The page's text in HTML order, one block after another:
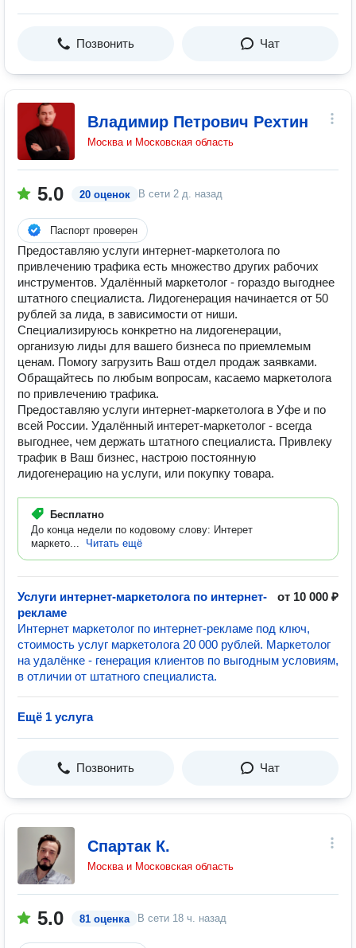
Позвонить Чат
Владимир Петрович Рехтин
Москва и Московская область
5.0 20 оценок В сети 2 д. назад
Паспорт проверен
Предоставляю услуги интернет-маркетолога по
привлечению трафика есть множество других рабочих
инструментов. Удалённый маркетолог - гораздо выгоднее
штатного специалиста. Лидогенерация начинается от 50
рублей за лида, в зависимости от ниши.
Специализируюсь конкретно на лидогенерации,
организую лиды для вашего бизнеса по приемлемым
ценам. Помогу загрузить Ваш отдел продаж заявками.
Обращайтесь по любым вопросам, касаемо маркетолога
по привлечению трафика.
Предоставляю услуги интернет-маркетолога в Уфе и по
всей России. Удалённый интерет-маркетолог - всегда
выгоднее, чем держать штатного специалиста. Привлеку
трафик в Ваш бизнес, настрою постоянную
лидогенерацию на услуги, или покупку товара.
Бесплатно
До конца недели по кодовому слову: Интерет
маркето...
Читать ещё
Услуги интернет-маркетолога по интернет-
рекламе
от 10 000 ₽
Интернет маркетолог по интернет-рекламе под ключ,
стоимость услуг маркетолога 20 000 рублей. Маркетолог
на удалёнке - генерация клиентов по выгодным условиям,
в отличии от штатного специалиста.
Ещё 1 услуга
Позвонить Чат
Спартак К.
Москва и Московская область
5.0 81 оценка В сети 18 ч. назад